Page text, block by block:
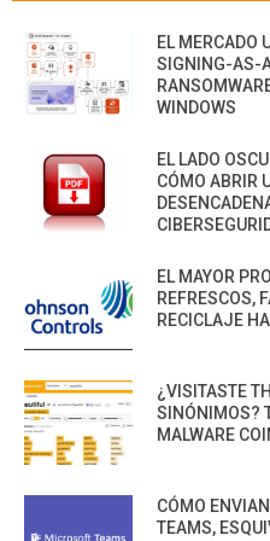
EL MERCADO
SIGNING-AS-
WINDOWS
EL LADO
CÓMO ABRIR
EL MAYOR
REFRESCOS,
RECICLAJE
¿VISITASTE
SINÓNIMOS?
MALWARE
CÓMO
TEAMS,